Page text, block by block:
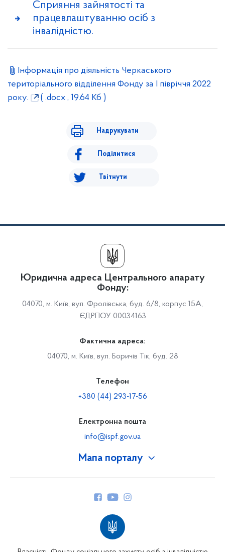
Сприяння зайнятості та
працевлаштуванню осіб з
інвалідністю.
Інформація про діяльність Черкаського
територіального відділення Фонду за І півріччя 2022
року.
( .docx , 19.64 Кб )
Надрукувати
Поділитися
Твітнути
Мапа порталу
Юридична адреса Центрального апарату
Фонду:
04070, м. Київ, вул. Фролівська, буд. 6/8, корпус 15А,
ЄДРПОУ 00034163
Фактична адреса:
04070, м. Київ, вул. Боричів Тік, буд. 28
Телефон
+380 (44) 293-17-56
Електронна пошта
info@ispf.gov.ua